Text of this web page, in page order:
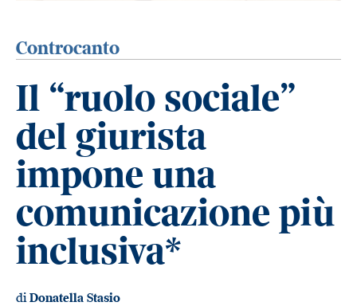
Controcanto
Il “ruolo sociale”
del giurista
impone una
comunicazione più
inclusiva*
diDonatella Stasio